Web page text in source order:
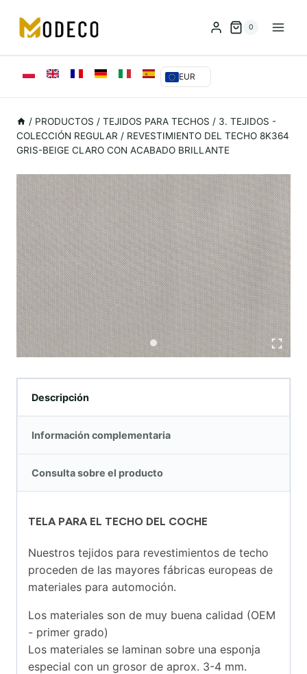
Contenido
0
EUR
/ PRODUCTOS / TEJIDOS PARA TECHOS / 3. TEJIDOS -
COLECCIÓN REGULAR / REVESTIMIENTO DEL TECHO 8K364
GRIS-BEIGE CLARO CON ACABADO BRILLANTE
Descripción
Información complementaria
Consulta sobre el producto
TELA PARA EL TECHO DEL COCHE
Nuestros tejidos para revestimientos de techo
proceden de las mayores fábricas europeas de
materiales para automoción.
Los materiales son de muy buena calidad (OEM
- primer grado)
Los materiales se laminan sobre una esponja
especial con un grosor de aprox. 3-4 mm.